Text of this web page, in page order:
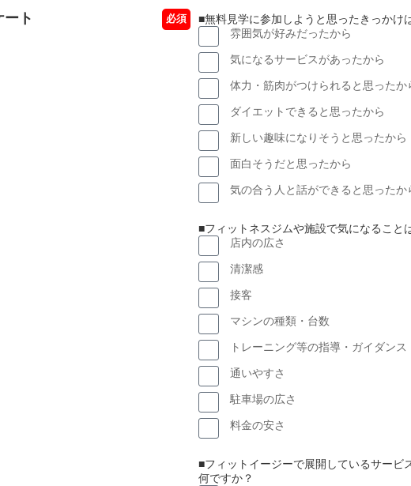
ト 必須
■無料見学に参加しようと思ったきっかけ
雰囲気が好みだったから
気になるサービスがあったから
体力・筋肉がつけられると思ったか
ダイエットできると思ったから
新しい趣味になりそうと思ったから
面白そうだと思ったから
気の合う人と話ができると思ったか
■フィットネスジムや施設で気になること
店内の広さ
清潔感
接客
マシンの種類・台数
トレーニング等の指導・ガイダンス
通いやすさ
駐車場の広さ
料金の安さ
■フィットイージーで展開しているサービ
何ですか？